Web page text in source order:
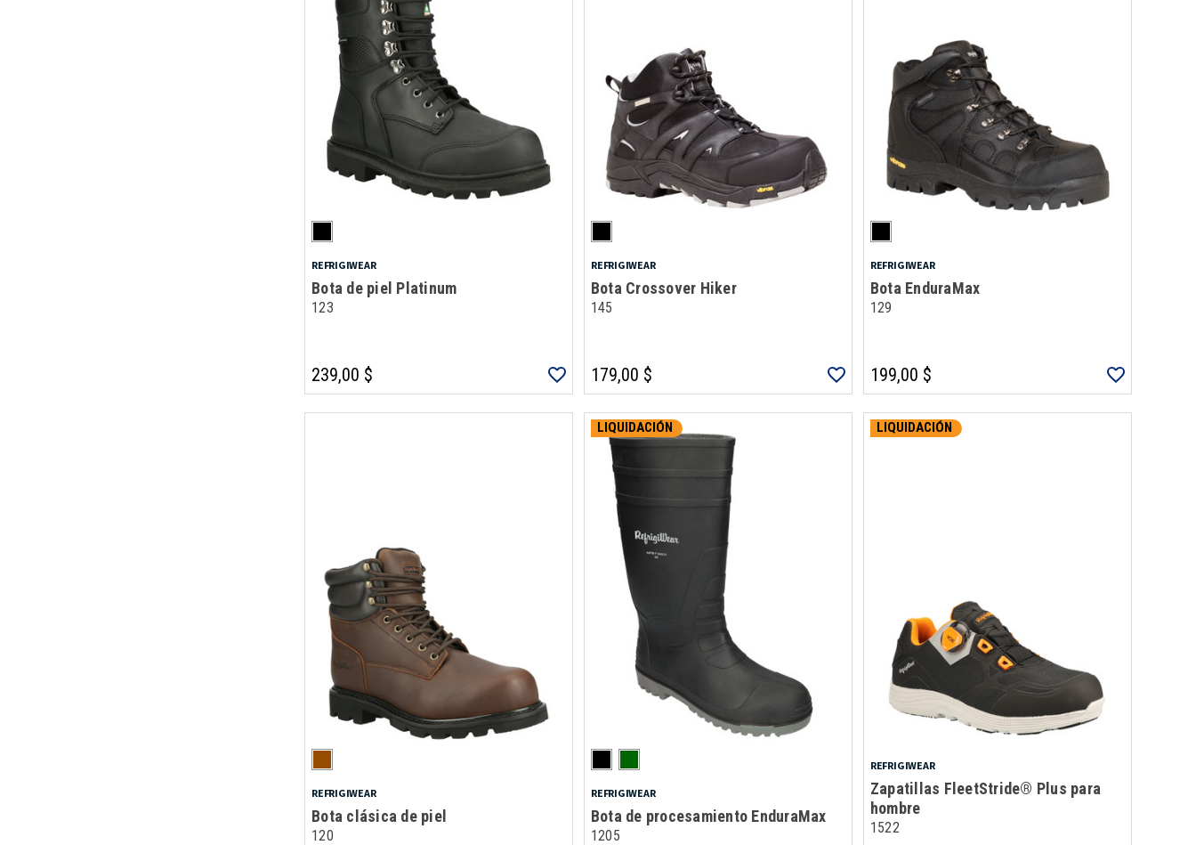
REFRIGIWEAR
Bota de piel Platinum
123
239,00 $
REFRIGIWEAR
Bota Crossover Hiker
145
179,00 $
REFRIGIWEAR
Bota EnduraMax
129
199,00 $
REFRIGIWEAR
Bota clásica de piel
120
LIQUIDACIÓN
REFRIGIWEAR
Bota de procesamiento EnduraMax
1205
LIQUIDACIÓN
REFRIGIWEAR
Zapatillas FleetStride® Plus para
hombre
1522